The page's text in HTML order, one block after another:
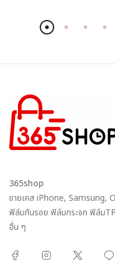
365shop
ขายเคส iPhone, Samsung,
ฟิล์มกันรอย ฟิล์มกระจก ฟิล์ม
อื่น ๆ